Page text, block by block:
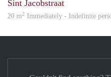
Sint Jacobstraat
20 m2 Immediately - Indefinite